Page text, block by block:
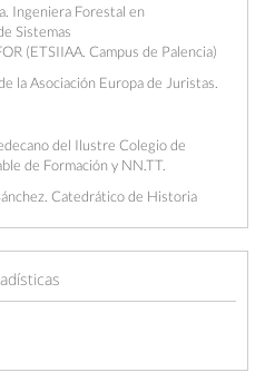
Ingeniera Forestal en
Sistemas
(ETSIIAA. Campus de Palencia)
la Asociación Europa de Juristas.
del Ilustre Colegio de
de Formación y NN.TT.
Catedrático de Historia